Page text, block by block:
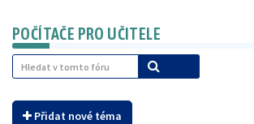
POČÍTAČE PRO UČITELE
Přidat nové téma